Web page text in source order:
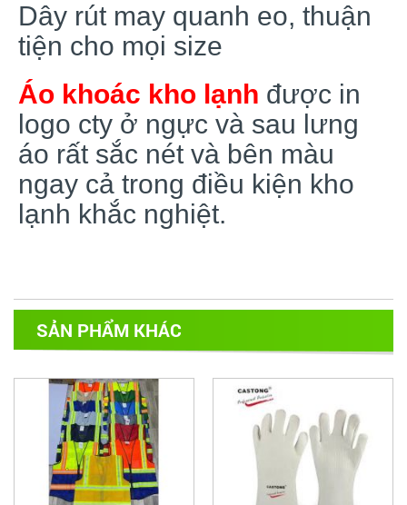
Dây rút may quanh eo, thuận
tiện cho mọi size
Áo khoác kho lạnh được in
logo cty ở ngực và sau lưng
áo rất sắc nét và bên màu
ngay cả trong điều kiện kho
lạnh khắc nghiệt.
SẢN PHẨM KHÁC